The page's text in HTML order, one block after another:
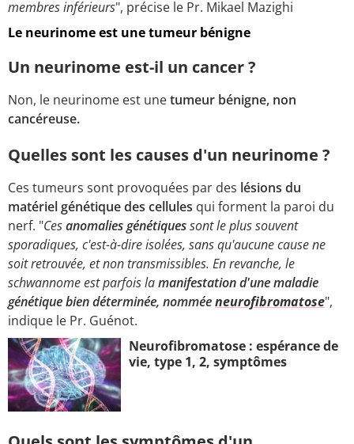
membres inférieurs", précise le Pr. Mikael Mazighi
Le neurinome est une tumeur bénigne
Un neurinome est-il un cancer ?
Non, le neurinome est unetumeur bénigne, non
cancéreuse.
Quelles sont les causes d'un neurinome ?
Ces tumeurs sont provoquées par des lésions du
matériel génétique des cellules qui forment la paroi du
nerf. "Cesanomalies génétiquessont le plus souvent
sporadiques, c'est-à-dire isolées, sans qu'aucune cause ne
soit retrouvée, et non transmissibles. En revanche, le
schwannome est parfois lamanifestation d'une maladie
génétique bien déterminée, nomméeneurofibromatose",
indique le Pr. Guénot.
Neurofibromatose : espérance de
vie, type 1, 2, symptômes